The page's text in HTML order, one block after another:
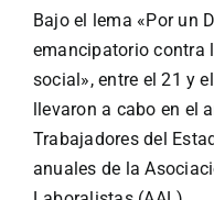
Bajo el lema «Por un
emancipatorio contra
social», entre el 21 y
llevaron a cabo en el
Trabajadores del
anuales de la